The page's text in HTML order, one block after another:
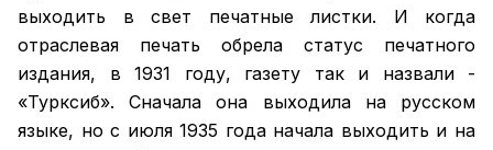
выходить в свет печатные листки. И когда
отраслевая печать обрела статус печатного
издания, в 1931 году, газету так и назвали -
«Турксиб». Сначала она выходила на русском
языке, но с июля 1935 года начала выходить и на